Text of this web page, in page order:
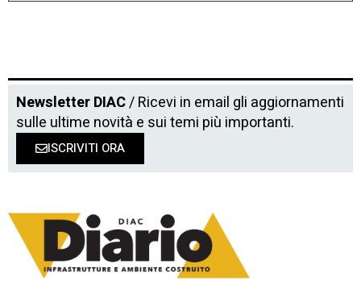
Newsletter DIAC/ Ricevi in email gli aggiornamenti
sulle ultime novità e sui temi più importanti.
ISCRIVITI ORA